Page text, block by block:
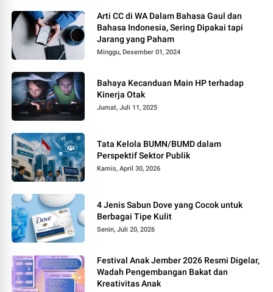
Arti CC di WA Dalam Bahasa Gaul dan
Bahasa Indonesia, Sering Dipakai tapi
Jarang yang Paham
Minggu, Desember 01, 2024
Bahaya Kecanduan Main HP terhadap
Kinerja Otak
Jumat, Juli 11, 2025
Tata Kelola BUMN/BUMD dalam
Perspektif Sektor Publik
Kamis, April 30, 2026
4 Jenis Sabun Dove yang Cocok untuk
Berbagai Tipe Kulit
Senin, Juli 20, 2026
Festival Anak Jember 2026 Resmi Digelar,
Wadah Pengembangan Bakat dan
Kreativitas Anak